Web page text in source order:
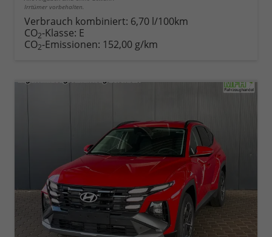
Irrtümer vorbehalten.
Verbrauch kombiniert: 6,70 l/100km
CO2-Klasse: E
CO2-Emissionen: 152,00 g/km